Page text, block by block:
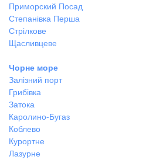
Приморский Посад
Степанівка Перша
Стрілкове
Щасливцеве
Чорне море
Залізний порт
Грибівка
Затока
Каролино-Бугаз
Коблево
Курортне
Лазурне